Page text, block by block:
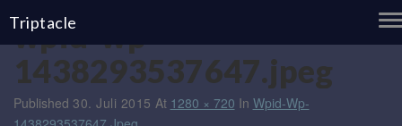
Triptacle
wpid-wp-
1438293537647.jpeg
Published 30. Juli 2015 At 1280 × 720 In Wpid-Wp-